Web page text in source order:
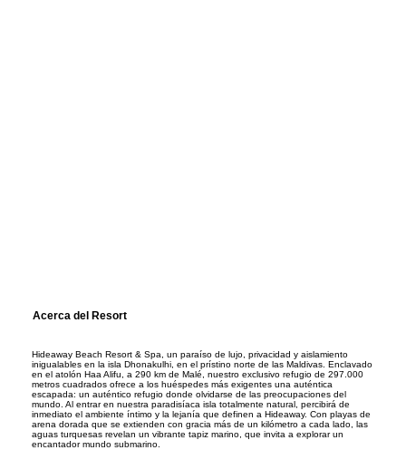
Acerca del Resort
Hideaway Beach Resort & Spa, un paraíso de lujo, privacidad y aislamiento
inigualables en la isla Dhonakulhi, en el prístino norte de las Maldivas. Enclavado
en el atolón Haa Alifu, a 290 km de Malé, nuestro exclusivo refugio de 297.000
metros cuadrados ofrece a los huéspedes más exigentes una auténtica
escapada: un auténtico refugio donde olvidarse de las preocupaciones del
mundo. Al entrar en nuestra paradisíaca isla totalmente natural, percibirá de
inmediato el ambiente íntimo y la lejanía que definen a Hideaway. Con playas de
arena dorada que se extienden con gracia más de un kilómetro a cada lado, las
aguas turquesas revelan un vibrante tapiz marino, que invita a explorar un
encantador mundo submarino.